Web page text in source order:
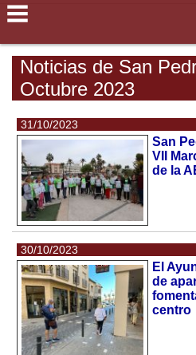
Noticias de San
Octubre 2023
31/10/2023
San
VII
de la
30/10/2023
El
de
centro